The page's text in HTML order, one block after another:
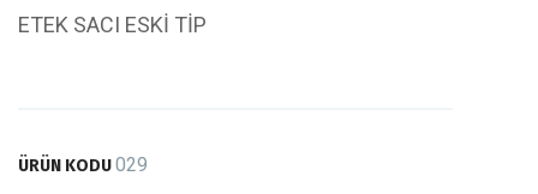
ETEK SACI ESKİ TİP
ÜRÜN KODU029